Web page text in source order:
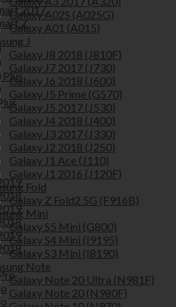
Galaxy A02S (A025G)
Galaxy A01 (A015)
J
Galaxy J8 2018 (J810F)
Galaxy J7 2017 (J730)
Galaxy J6 2018 (J600)
Galaxy J5 Prime (G570)
Galaxy J5 2017 (J530)
Galaxy J4 2018 (J400)
Galaxy J3 2017 (J330)
Galaxy J2 2018 (J250)
Galaxy J1 Ace (J110)
Galaxy J1 2016 (J120F)
Fold
Galaxy Z Fold2 5G (F916B)
Mini
Galaxy S5 Mini (G800)
Galaxy S4 Mini (I9195)
Galaxy S3 Mini (I8190)
Note
Galaxy Note 20 Ultra (N981F)
Galaxy Note 20 (N980F)
2017
Z
Plus